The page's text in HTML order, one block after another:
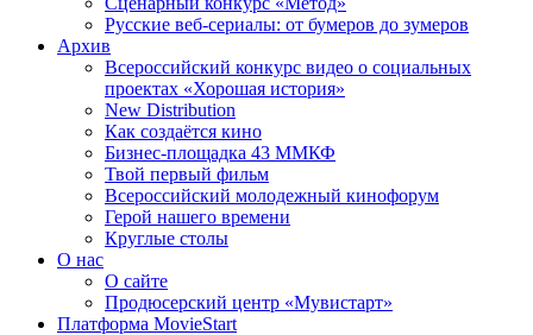
Русские веб-сериалы: от бумеров до зумеров
Архив
Всероссийский конкурс видео о социальных
проектах «Хорошая история»
New Distribution
Как создаётся кино
Бизнес-площадка 43 ММКФ
Твой первый фильм
Всероссийский молодежный кинофорум
Герой нашего времени
Круглые столы
О нас
О сайте
Продюсерский центр «Мувистарт»
Платформа MovieStart